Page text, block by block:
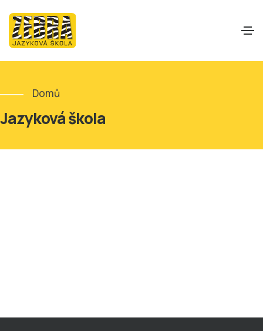
Domů
Jazyková škola